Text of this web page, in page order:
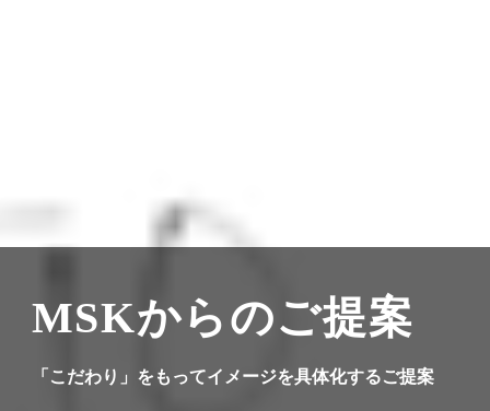
MSKからのご提案
「こだわり」をもってイメージを具体化するご提案